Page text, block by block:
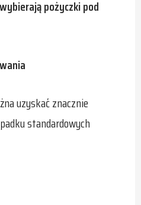
pożyczki pod
uzyskać znacznie
standardowych